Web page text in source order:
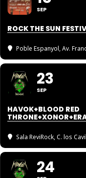
SEP
ROCK THE SUN
Poble Espanyol, Av.
23
SEP
HAVOK+BLOOD RED
Sala ReviRock, C. los
24